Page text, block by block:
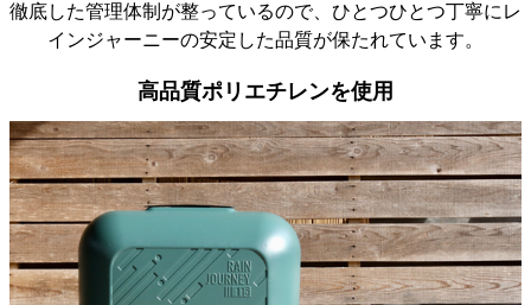
お世話になります。先月末にレインジャーニーを購入
した杉原と申します。 先日設置し、週末の雨で無事満
タンになりました。 まだ日が浅いですが、大変満足し
ています！ 設置場所が玄関までのアプローチになるた
徹底した管理体制が整っているので、ひとつひとつ丁寧にレ
インジャーニーの安定した品質が保たれています。
高品質ポリエチレンを使用